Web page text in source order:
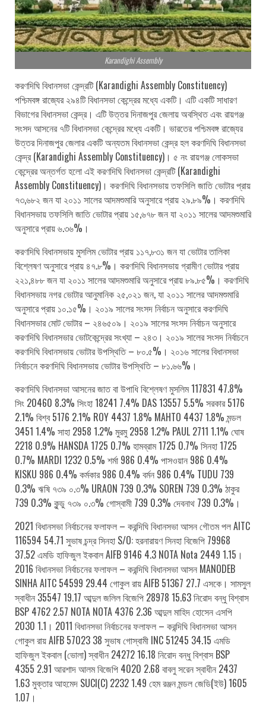
Karandighi Assembly
করণদিঘি বিধানসভা কেন্দ্রটি (Karandighi Assembly Constituency)
পশ্চিমবঙ্গ রাজ্যের ২৯৪টি বিধানসভা কেন্দ্রের মধ্যে একটি। এটি একটি সাধারণ
বিভাগের বিধানসভা কেন্দ্র। এটি উত্তর দিনাজপুর জেলায় অবস্থিত এবং রায়গঞ্জ
সংসদ আসনের ৭টি বিধানসভা কেন্দ্রের মধ্যে একটি। ভারতের পশ্চিমবঙ্গ রাজ্যের
উত্তর দিনাজপুর জেলার একটি অন্যতম বিধানসভা কেন্দ্র হল করণদিঘি বিধানসভা
কেন্দ্র (Karandighi Assembly Constituency)। ৫ নং রায়গঞ্জ লোকসভা
কেন্দ্রের অন্তর্গত হলো এই করণদিঘি বিধানসভা কেন্দ্রটি (Karandighi
Assembly Constituency)। করণদিঘি বিধানসভায় তফসিলি জাতি ভোটার প্রায়
৭৩,৬৮২ জন যা ২০১১ সালের আদমশুমারি অনুসারে প্রায় ২৯.৮৯%। করণদিঘি
বিধানসভায় তফসিলি জাতি ভোটার প্রায় ১৫,৬৭৮ জন যা ২০১১ সালের আদমশুমারি
অনুসারে প্রায় ৬.৩৬%।
করণদিঘি বিধানসভায় মুসলিম ভোটার প্রায় ১১৭,৮৩১ জন যা ভোটার তালিকা
বিশ্লেষণ অনুসারে প্রায় ৪৭.৮%। করণদিঘি বিধানসভায় গ্রামীণ ভোটার প্রায়
২২১,৪৮৮ জন যা ২০১১ সালের আদমশুমারি অনুসারে প্রায় ৮৯.৮৫%। করণদিঘি
বিধানসভায় নগর ভোটার আনুমানিক ২৫,০২১ জন, যা ২০১১ সালের আদমশুমারি
অনুসারে প্রায় ১০.১৫%। ২০১৯ সালের সংসদ নির্বাচন অনুসারে করণদিঘি
বিধানসভার মোট ভোটার – ২৪৬৫০৯। ২০১৯ সালের সংসদ নির্বাচন অনুসারে
করণদিঘি বিধানসভার ভোটকেন্দ্রের সংখ্যা – ২৪৩। ২০১৯ সালের সংসদ নির্বাচনে
করণদিঘি বিধানসভায় ভোটার উপস্থিতি – ৮০.৫%। ২০১৬ সালের বিধানসভা
নির্বাচনে করণদিঘি বিধানসভায় ভোটার উপস্থিতি – ৮১.৬৬%।
করণদিঘি বিধানসভা আসনের জাত বা উপাধি বিশ্লেষণ মুসলিম 117831 47.8%
সিং 20460 8.3% সিংহা 18241 7.4% DAS 13557 5.5% সরকার 5176
2.1% বিশ্ব 5176 2.1% ROY 4437 1.8% MAHTO 4437 1.8% মন্ডল
3451 1.4% সাহা 2958 1.2% মুরমু 2958 1.2% PAUL 2711 1.1% ঘোষ
2218 0.9% HANSDA 1725 0.7% হামব্রাম 1725 0.7% সিনহা 1725
0.7% MARDI 1232 0.5% শর্মা 986 0.4% পাসওয়ান 986 0.4%
KISKU 986 0.4% কর্মকার 986 0.4% বর্মন 986 0.4% TUDU 739
0.3% ঋষি ৭৩৯ ০.৩% URAON 739 0.3% SOREN 739 0.3% ঠাকুর
739 0.3% কুন্ডু ৭৩৯ ০.৩% গোস্বামী 739 0.3% দেবনাথ 739 0.3%।
2021 বিধানসভা নির্বাচনের ফলাফল – করন্দিঘি বিধানসভা আসন গৌতম পল AITC
116594 54.71 সুভাষ চন্দ্র সিনহা S/O: হরনারায়ণ সিনহা বিজেপি 79968
37.52 এমডি হাফিজুল ইকবাল AIFB 9146 4.3 NOTA Nota 2449 1.15।
2016 বিধানসভা নির্বাচনের ফলাফল – করন্দিঘি বিধানসভা আসন MANODEB
SINHA AITC 54599 29.44 গোকুল রায় AIFB 51367 27.7 এসকে। সামসুল
স্বাধীন 35547 19.17 আব্দুল জলিল বিজেপি 28978 15.63 নিরোদ বন্ধু বিশ্বাস
BSP 4762 2.57 NOTA NOTA 4376 2.36 আব্দুল মাহিদ হোসেন এসপি
2030 1.1। 2011 বিধানসভা নির্বাচনের ফলাফল – করন্দিঘি বিধানসভা আসন
গোকুল রায় AIFB 57023 38 সুভাষ গোস্বামী INC 51245 34.15 এমডি
হাফিজুল ইকবাল (ভোলা) স্বাধীন 24272 16.18 নিরোদ বন্ধু বিশ্বাস BSP
4355 2.91 আরশাদ আলম বিজেপি 4020 2.68 বাবলু সরেন স্বাধীন 2437
1.63 মুক্তার আহমেদ SUCI(C) 2232 1.49 হেম রঞ্জন মন্ডল জেডি(ইউ) 1605
1.07।